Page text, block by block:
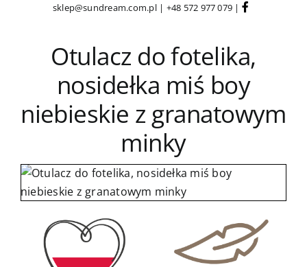
Kategorie
Strefa Klienta
Informacje
sklep@sundream.com.pl| +48 572 977 079 |
Otulacz do fotelika,
nosidełka miś boy
niebieskie z granatowym
minky